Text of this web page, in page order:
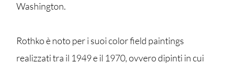
Washington.
Rothko è noto per i suoi color field paintings
realizzati tra il 1949 e il 1970, ovvero dipinti in cui